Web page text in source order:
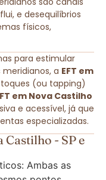
e desequilíbrios
físicos,
para estimular
a EFT em
(ou tapping)
em Nova Castilho
e acessível, já que
especializadas.
Castilho - SP e
Ambas as